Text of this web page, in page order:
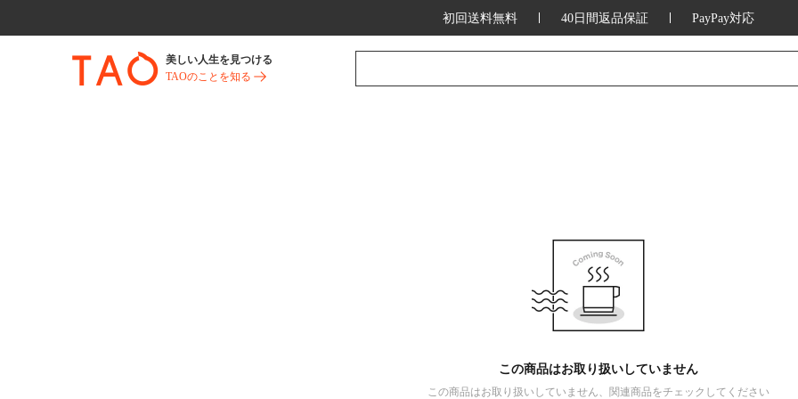
初回送料無料 40日間返品保証 PayPay対応
美しい人生を見つける
TAOのことを知る
この商品はお取り扱いしていません
この商品はお取り扱いしていません、関連商品をチェックしてください